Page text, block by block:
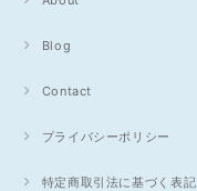
Blog
Contact
プライバシーポリシー
特定商取引法に基づく表記